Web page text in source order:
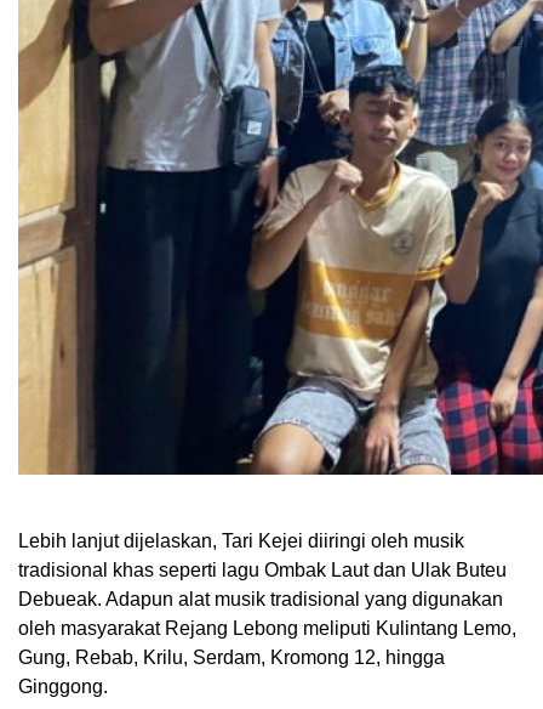
Lebih lanjut dijelaskan, Tari Kejei diiringi oleh musik
tradisional khas seperti lagu Ombak Laut dan Ulak Buteu
Debueak. Adapun alat musik tradisional yang digunakan
oleh masyarakat Rejang Lebong meliputi Kulintang Lemo,
Gung, Rebab, Krilu, Serdam, Kromong 12, hingga
Ginggong.